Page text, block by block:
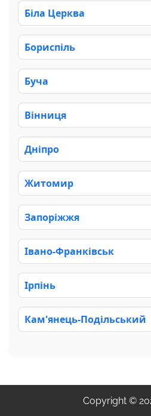
Біла Церква
Бориспіль
Буча
Вінниця
Дніпро
Житомир
Запоріжжя
Івано-Франківськ
Ірпінь
Кам'янець-Подільський
Copyright ©